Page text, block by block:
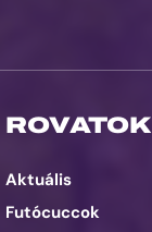
ROVATOK
Aktuális
Futócuccok